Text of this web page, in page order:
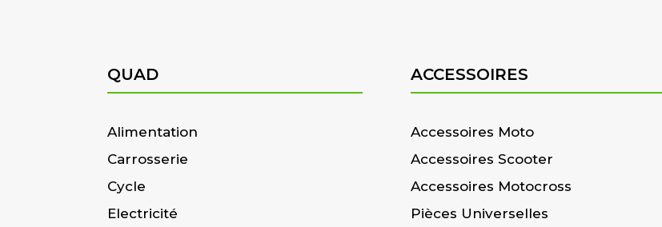
QUAD
Alimentation
Carrosserie
Cycle
Electricité
ACCESSOIRES
Accessoires Moto
Accessoires Scooter
Accessoires Motocross
Pièces Universelles